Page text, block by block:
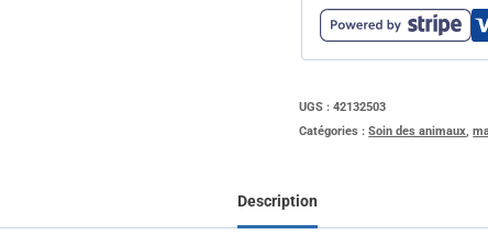
UGS :42132503
Catégories :Soin des animaux ,
Description